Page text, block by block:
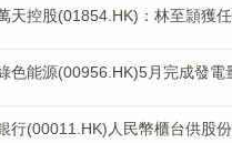
天控股(01854.HK)：林至頴獲
色能源(00956.HK)5月完成發電
行(00011.HK)人民幣櫃台供股